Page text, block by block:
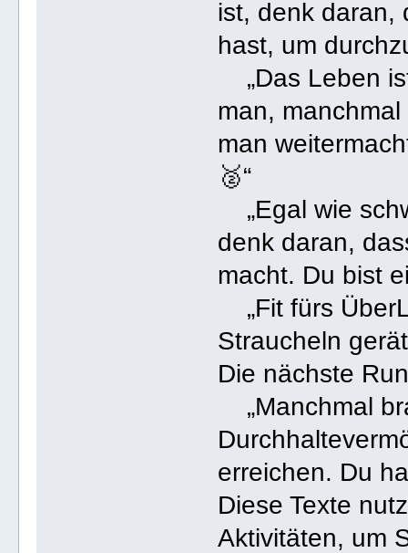
ist, denk daran,
hast, um
„Das Leben
man,
man
🥈“
„Egal wie
denk daran,
macht. Du bist
„Fit fürs
Straucheln
Die nächste
„Manchmal
erreichen. Du
Diese Texte
Aktivitäten, um